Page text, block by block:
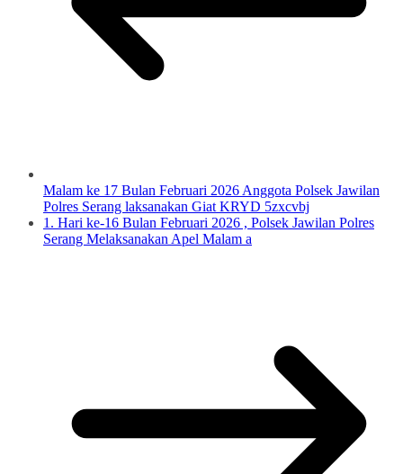
Malam ke 17 Bulan Februari 2026 Anggota Polsek Jawilan
Polres Serang laksanakan Giat KRYD 5zxcvbj
1. Hari ke-16 Bulan Februari 2026 , Polsek Jawilan Polres
Serang Melaksanakan Apel Malam a